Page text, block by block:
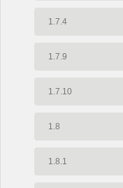
1.7.4
1.7.9
1.7.10
1.8
1.8.1